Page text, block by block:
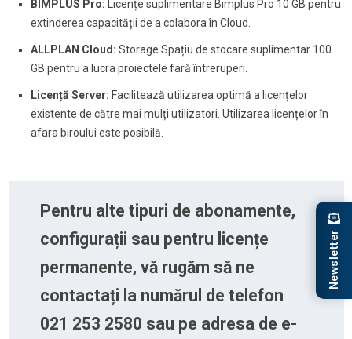
BIMPLUS Pro: Licențe suplimentare Bimplus Pro 10 GB pentru
extinderea capacității de a colabora în Cloud.
ALLPLAN Cloud: Storage Spațiu de stocare suplimentar 100
GB pentru a lucra proiectele fară întreruperi.
Licență Server: Facilitează utilizarea optimă a licențelor
existente de către mai mulți utilizatori. Utilizarea licențelor în
afara biroului este posibilă.
Pentru alte tipuri de abonamente,
configurații sau pentru licențe
permanente, vă rugăm să ne
contactați la numărul de telefon
021 253 2580 sau pe adresa de e-
Newsletter